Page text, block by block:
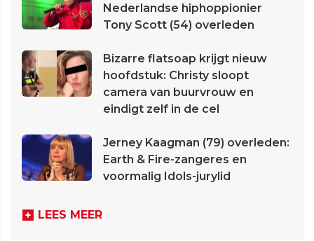
Nederlandse hiphoppionier
Tony Scott (54) overleden
Bizarre flatsoap krijgt nieuw
hoofdstuk: Christy sloopt
camera van buurvrouw en
eindigt zelf in de cel
Jerney Kaagman (79) overleden:
Earth & Fire-zangeres en
voormalig Idols-jurylid
LEES MEER